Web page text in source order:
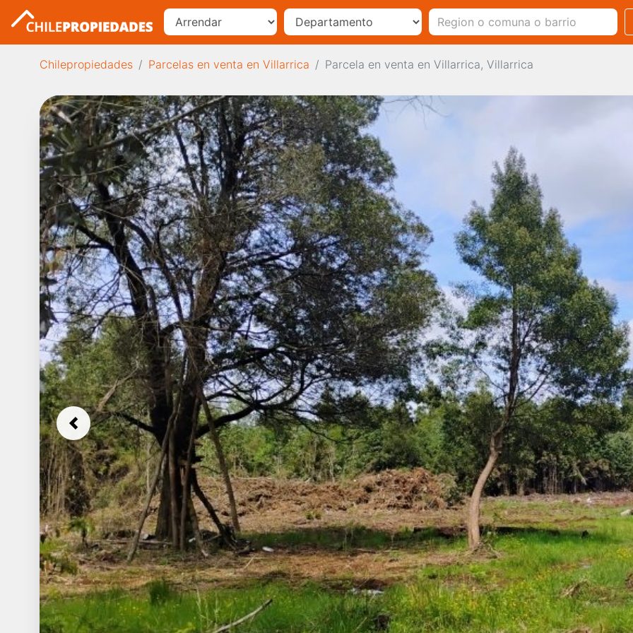
Chilepropiedades Parcelas en venta en Villarrica Parcela en venta en Villarrica, Villarrica
Previous